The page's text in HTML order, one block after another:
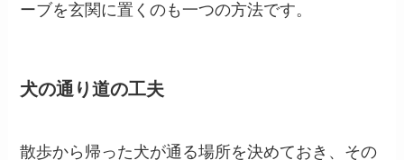
ーブを玄関に置くのも一つの方法です。
犬の通り道の工夫
散歩から帰った犬が通る場所を決めておき、その